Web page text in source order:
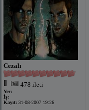
Cezalı
478 ileti
Yer:
İş:
Kayıt: 31-08-2007 19:26